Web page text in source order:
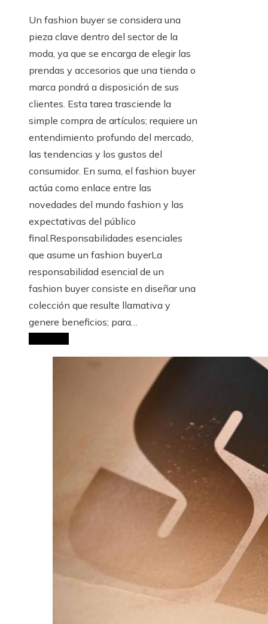
Un fashion buyer se considera una
pieza clave dentro del sector de la
moda, ya que se encarga de elegir las
prendas y accesorios que una tienda o
marca pondrá a disposición de sus
clientes. Esta tarea trasciende la
simple compra de artículos; requiere un
entendimiento profundo del mercado,
las tendencias y los gustos del
consumidor. En suma, el fashion buyer
actúa como enlace entre las
novedades del mundo fashion y las
expectativas del público
final.Responsabilidades esenciales
que asume un fashion buyerLa
responsabilidad esencial de un
fashion buyer consiste en diseñar una
colección que resulte llamativa y
genere beneficios; para…